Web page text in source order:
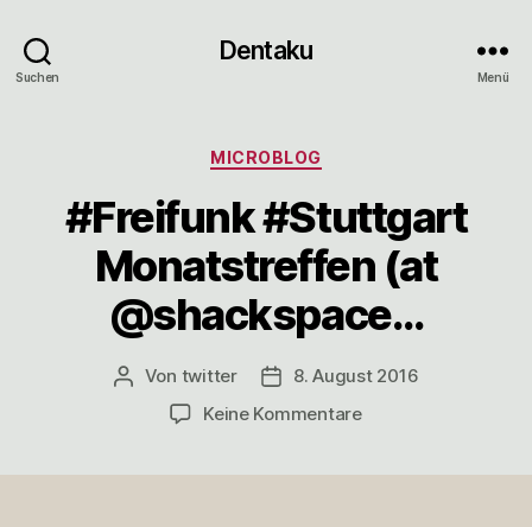
Suchen
Dentaku
Menü
Kategorien
MICROBLOG
#Freifunk #Stuttgart
Monatstreffen (at
@shackspace…
Beitragsautor
Von twitter Veröffentlichungsdatum
8. August 2016
Keine Kommentarezu